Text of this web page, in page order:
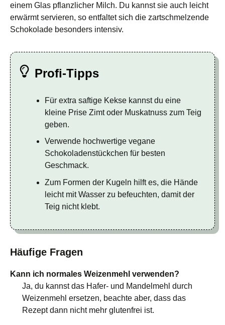
einem Glas pflanzlicher Milch. Du kannst sie auch leicht
erwärmt servieren, so entfaltet sich die zartschmelzende
Schokolade besonders intensiv.
Profi-Tipps
Für extra saftige Kekse kannst du eine
kleine Prise Zimt oder Muskatnuss zum Teig
geben.
Verwende hochwertige vegane
Schokoladenstückchen für besten
Geschmack.
Zum Formen der Kugeln hilft es, die Hände
leicht mit Wasser zu befeuchten, damit der
Teig nicht klebt.
Häufige Fragen
Kann ich normales Weizenmehl verwenden?
Ja, du kannst das Hafer- und Mandelmehl durch
Weizenmehl ersetzen, beachte aber, dass das
Rezept dann nicht mehr glutenfrei ist.